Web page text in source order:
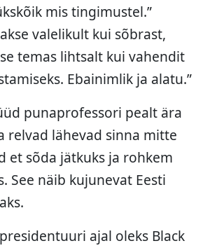
mis tingimustel.”
valelikult kui sõbrast,
temas lihtsalt kui vahendit
Ebainimlik ja alatu.”
punaprofessori pealt ära
relvad lähevad sinna mitte
et sõda jätkuks ja rohkem
See näib kujunevat Eesti
ajal oleks Black